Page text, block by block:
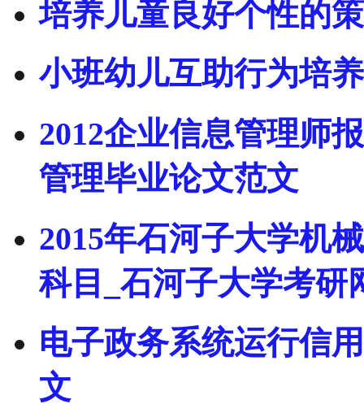
培养儿童良好个性的
小班幼儿互助行为培
2012企业信息管理师
管理毕业论文范文
2015年石河子大学机
科目_石河子大学考研
电子政务系统运行信
文